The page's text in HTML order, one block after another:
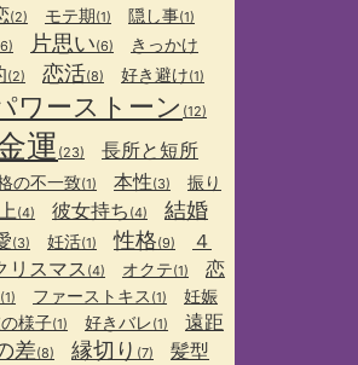
(2) モテ期(1) 隠し事(1)
片思い(6) きっかけ
(2) 恋活(8) 好き避け(1)
ワーストーン (12)
運 (23) 長所と短所
の不一致(1) 本性(3)
振り
(4) 彼女持ち (4)
結婚
(3) 妊活(1) 性格(9)
４
リスマス (4) オクテ(1)
恋
(1) ファーストキス (1) 妊娠
様子(1) 好きバレ(1)
遠距
差(8) 縁切り (7) 髪型